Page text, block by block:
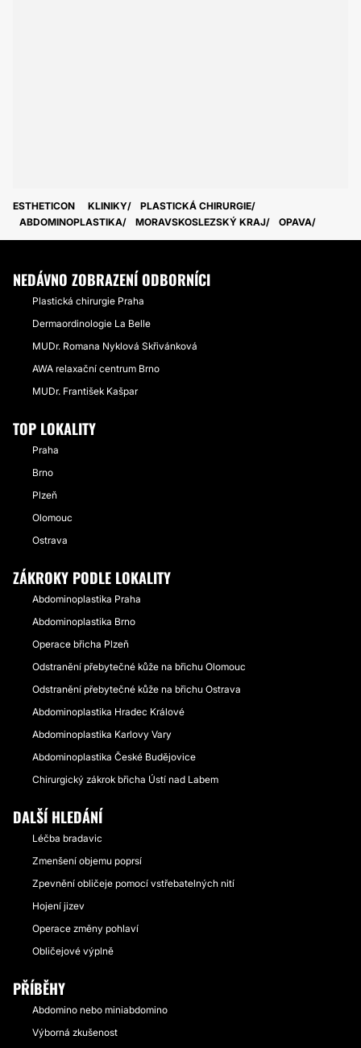
ESTHETICON KLINIKY
PLASTICKÁ CHIRURGIE
ABDOMINOPLASTIKA
MORAVSKOSLEZSKÝ KRAJ OPAVA
NEDÁVNO ZOBRAZENÍ ODBORNÍCI
Plastická chirurgie Praha
Dermaordinologie La Belle
MUDr. Romana Nyklová Skřivánková
AWA relaxační centrum Brno
MUDr. František Kašpar
TOP LOKALITY
Praha
Brno
Plzeň
Olomouc
Ostrava
ZÁKROKY PODLE LOKALITY
Abdominoplastika Praha
Abdominoplastika Brno
Operace břicha Plzeň
Odstranění přebytečné kůže na břichu Olomouc
Odstranění přebytečné kůže na břichu Ostrava
Abdominoplastika Hradec Králové
Abdominoplastika Karlovy Vary
Abdominoplastika České Budějovice
Chirurgický zákrok břicha Ústí nad Labem
DALŠÍ HLEDÁNÍ
Léčba bradavic
Zmenšení objemu poprsí
Zpevnění obličeje pomocí vstřebatelných nití
Hojení jizev
Operace změny pohlaví
Obličejové výplně
PŘÍBĚHY
Abdomino nebo miniabdomino
Výborná zkušenost